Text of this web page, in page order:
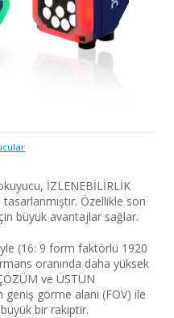
İZLENEBİLİRLİK
Özellikle son
büyük avantajlar sağlar.
(16: 9 form faktörlü 1920
oranında daha yüksek
ve ÜSTÜN
geniş görme alanı (FOV) ile
bir rakiptir.